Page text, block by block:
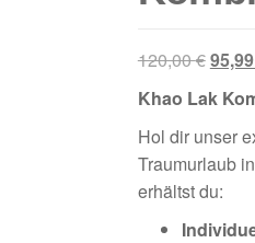
120,00€95,99
Khao Lak
Hol dir unser
Traumurlaub
erhältst du: